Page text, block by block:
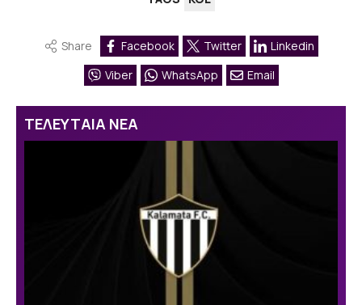
Share Facebook Twitter
Linkedin
Viber
WhatsApp Email
ΤΕΛΕΥΤΑΙΑ ΝΕΑ